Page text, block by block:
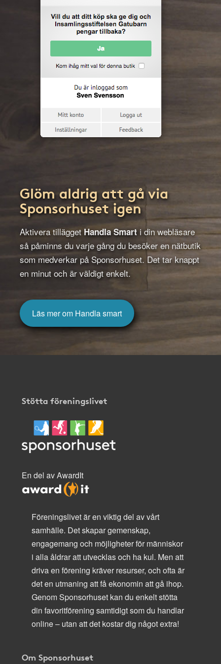
Glöm aldrig att gå via
Sponsorhuset igen
Aktivera tillägget Handla Smarti din webläsare
så påminns du varje gång du besöker en nätbutik
som medverkar på Sponsorhuset. Det tar knappt
en minut och är väldigt enkelt.
Läs mer om Handla smart
Stötta föreningslivet
En del av AwardIt
Föreningslivet är en viktig del av vårt
samhälle. Det skapar gemenskap,
engagemang och möjligheter för människor
i alla åldrar att utvecklas och ha kul. Men att
driva en förening kräver resurser, och ofta är
det en utmaning att få ekonomin att gå ihop.
Genom Sponsorhuset kan du enkelt stötta
din favoritförening samtidigt som du handlar
online – utan att det kostar dig något extra!
Om Sponsorhuset